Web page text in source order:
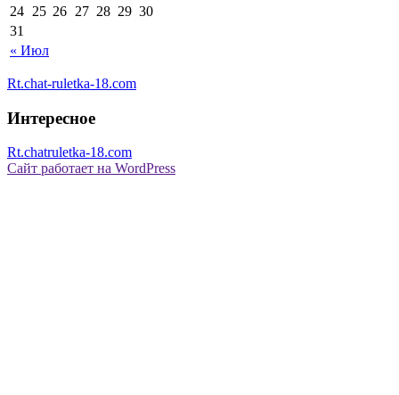
« Июл
24 25 26 27 28 29 30
31
Rt.chat-ruletka-18.com
Интересное
Rt.chatruletka-18.com
Сайт работает на WordPress